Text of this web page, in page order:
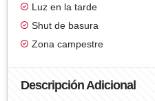
Luz en la tarde
Shut de basura
Zona campestre
Descripción Adicional